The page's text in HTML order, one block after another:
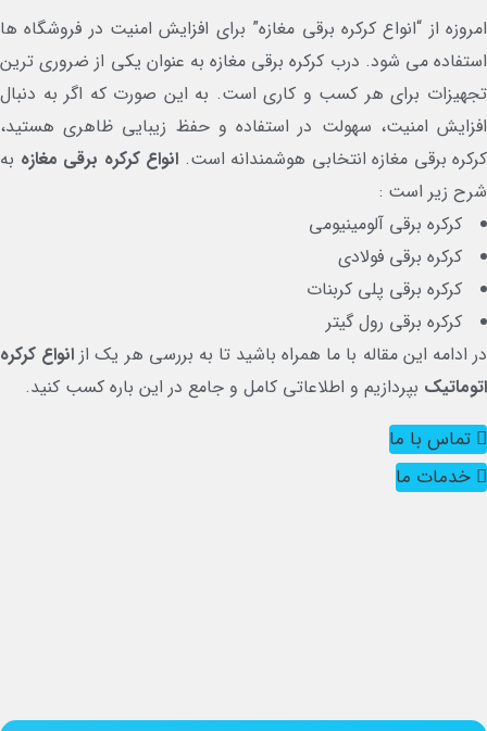
از “انواع کرکره برقی مغازه” برای افزایش امنیت در فروشگاه ها
می شود. درب کرکره برقی مغازه به عنوان یکی از ضروری ترین
برای هر کسب و کاری است. به این صورت که اگر به دنبال
امنیت، سهولت در استفاده و حفظ زیبایی ظاهری هستید،
برقی مغازه انتخابی هوشمندانه است.انواع کرکره برقی مغازهبه
زیر است :
کرکره برقی آلومینیومی
کرکره برقی فولادی
کرکره برقی پلی کربنات
کرکره برقی رول گیتر
ادامه این مقاله با ما همراه باشید تا به بررسی هر یک ازانواع کرکره
بپردازیم و اطلاعاتی کامل و جامع در این باره کسب کنید.
تماس با ما
خدمات ما